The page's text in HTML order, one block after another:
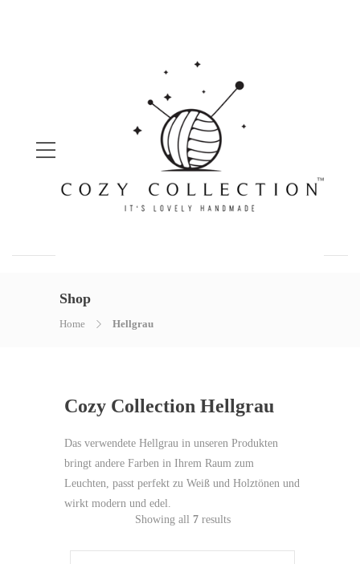
Shop
Home Hellgrau
Cozy Collection Hellgrau
Das verwendete Hellgrau in unseren Produkten
bringt andere Farben in Ihrem Raum zum
Leuchten, passt perfekt zu Weiß und Holztönen und
wirkt modern und edel.
Showing all 7results